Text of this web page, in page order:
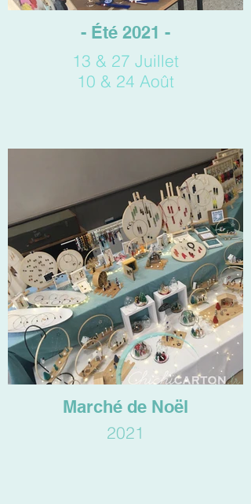
- Été 2021 -
13 & 27 Juillet
10 & 24 Août
Marché de Noël
2021